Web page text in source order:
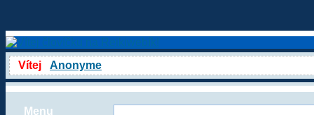
Vítej Anonyme
Menu